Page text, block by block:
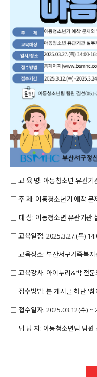
□ 교 육 명: 아동청소년 유관기
□ 주 제: 아동청소년기 애착 문
□ 대 상: 아동청소년 유관기관
□ 교육일정: 2025.3.27.(목)
□ 교육장소: 부산서구가족복지
□ 교육강사: 아이누리&박 전문
□ 접수방법: 본 게시글 하단 '참
□ 접수일자: 2025.03.12(수) ~
□ 담 당 자: 아동청소년팀 팀원